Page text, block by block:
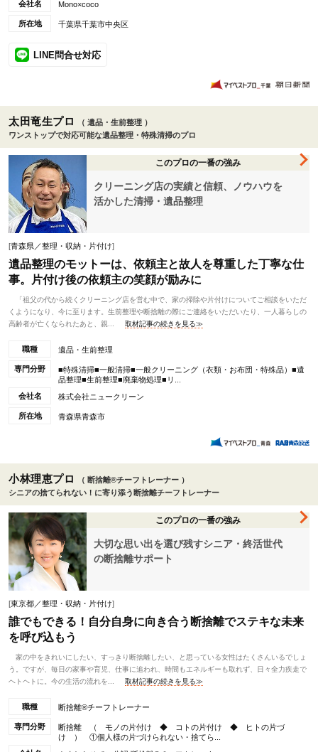
会社名 Mono×coco
所在地 千葉県千葉市中央区
LINE問合せ対応
太田竜生プロ
（ 遺品・生前整理 ）
ワンストップで対応可能な遺品整理・特殊清掃のプロ
このプロの一番の強み
クリーニング店の実績と信頼、ノウハウを
活かした清掃・遺品整理
[青森県／整理・収納・片付け]
遺品整理のモットーは、依頼主と故人を尊重した丁寧な仕
事。片付け後の依頼主の笑顔が励みに
「祖父の代から続くクリーニング店を営む中で、家の掃除や片付けについてご相談をいただ
くようになり、今に至ります。生前整理や断捨離の際にご連絡をいただいたり、一人暮らしの
高齢者が亡くなられたあと、親...
取材記事の続きを見る≫
職種 遺品・生前整理
専門分野
■特殊清掃■一般清掃■一般クリーニング（衣類・お布団・特殊品）■遺
品整理■生前整理■廃棄物処理■リ...
会社名
株式会社ニュークリーン
所在地 青森県青森市
小林理恵プロ
（ 断捨離®チーフトレーナー ）
シニアの捨てられない！に寄り添う断捨離チーフトレーナー
このプロの一番の強み
大切な思い出を選び残すシニア・終活世代
の断捨離サポート
[東京都／整理・収納・片付け]
誰でもできる！自分自身に向き合う断捨離でステキな未来
を呼び込もう
家の中をきれいにしたい、すっきり断捨離したい、と思っている女性はたくさんいるでしょ
う。ですが、毎日の家事や育児、仕事に追われ、時間もエネルギーも取れず、日々全力疾走で
ヘトヘトに。今の生活の流れを...
取材記事の続きを見る≫
職種 断捨離®チーフトレーナー
専門分野
断捨離 （ モノの片付け ◆ コトの片付け ◆ ヒトの片づ
け ） ①個人様の片づけられない・捨てら...